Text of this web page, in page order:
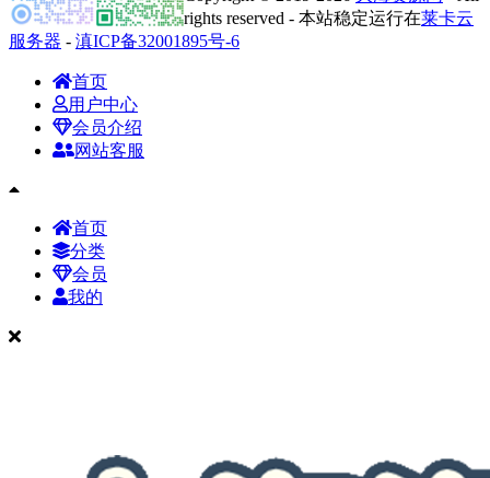
rights reserved - 本站稳定运行在莱卡云
服务器 - 滇ICP备32001895号-6
首页
用户中心
会员介绍
网站客服
首页
分类
会员
我的